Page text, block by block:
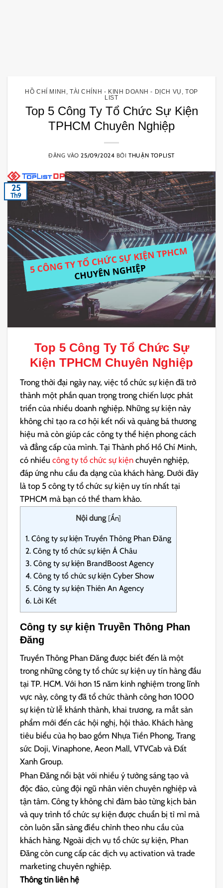
HỒ CHÍ MINH TÀI CHÍNH - KINH DOANH - DỊCH VỤ
TOP
LIST
Top 5 Công Ty Tổ Chức Sự Kiện
TPHCM Chuyên Nghiệp
ĐĂNG VÀO25/09/2024 BỞITHUẬN TOPLIST
25
Th9
Top 5 Công Ty Tổ Chức Sự
Kiện TPHCM Chuyên Nghiệp
Trong thời đại ngày nay, việc tổ chức sự kiện đã trở
thành một phần quan trọng trong chiến lược phát
triển của nhiều doanh nghiệp. Những sự kiện này
không chỉ tạo ra cơ hội kết nối và quảng bá thương
hiệu mà còn giúp các công ty thể hiện phong cách
và đẳng cấp của mình. Tại Thành phố Hồ Chí Minh,
có nhiềucông ty tổ chức sự kiện chuyên nghiệp,
đáp ứng nhu cầu đa dạng của khách hàng. Dưới đây
là top 5 công ty tổ chức sự kiện uy tín nhất tại
TPHCM mà bạn có thể tham khảo.
Nội dung [Ẩn]
1. Công ty sự kiện Truyền Thông Phan Đăng
2. Công ty tổ chức sự kiện Á Châu
3. Công ty sự kiện BrandBoost Agency
4. Công ty tổ chức sự kiện Cyber Show
5. Công ty sự kiện Thiên An Agency
6. Lời Kết
Công ty sự kiện Truyền Thông Phan
Đăng
Truyền Thông Phan Đăng được biết đến là một
trong những công ty tổ chức sự kiện uy tín hàng đầu
tại TP. HCM. Với hơn 15 năm kinh nghiệm trong lĩnh
vực này, công ty đã tổ chức thành công hơn 1000
sự kiện từ lễ khánh thành, khai trương, ra mắt sản
phẩm mới đến các hội nghị, hội thảo. Khách hàng
tiêu biểu của họ bao gồm Nhựa Tiền Phong, Trang
sức Doji, Vinaphone, Aeon Mall, VTVCab và Đất
Xanh Group.
Phan Đăng nổi bật với nhiều ý tưởng sáng tạo và
độc đáo, cùng đội ngũ nhân viên chuyên nghiệp và
tận tâm. Công ty không chỉ đảm bảo từng kịch bản
và quy trình tổ chức sự kiện được chuẩn bị tỉ mỉ mà
còn luôn sẵn sàng điều chỉnh theo nhu cầu của
khách hàng. Ngoài dịch vụ tổ chức sự kiện, Phan
Đăng còn cung cấp các dịch vụ activation và trade
marketing chuyên nghiệp.
Thông tin liên hệ